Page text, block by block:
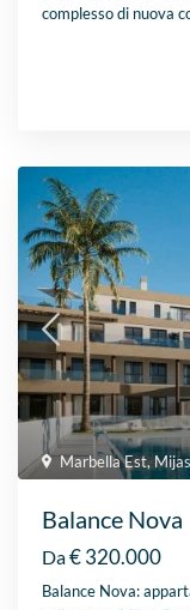
complesso di nuova
Marbella Est,
Balance Nova
Da€ 320.000
Balance Nova: